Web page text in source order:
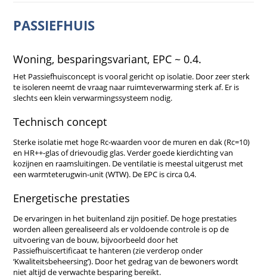
PASSIEFHUIS
Woning, besparingsvariant, EPC ~ 0.4.
Het Passiefhuisconcept is vooral gericht op isolatie. Door zeer sterk
te isoleren neemt de vraag naar ruimteverwarming sterk af. Er is
slechts een klein verwarmingssysteem nodig.
Technisch concept
Sterke isolatie met hoge Rc-waarden voor de muren en dak (Rc=10)
en HR++-glas of drievoudig glas. Verder goede kierdichting van
kozijnen en raamsluitingen. De ventilatie is meestal uitgerust met
een warmteterugwin-unit (WTW). De EPC is circa 0,4.
Energetische prestaties
De ervaringen in het buitenland zijn positief. De hoge prestaties
worden alleen gerealiseerd als er voldoende controle is op de
uitvoering van de bouw, bijvoorbeeld door het
Passiefhuiscertificaat te hanteren (zie verderop onder
‘Kwaliteitsbeheersing’). Door het gedrag van de bewoners wordt
niet altijd de verwachte besparing bereikt.